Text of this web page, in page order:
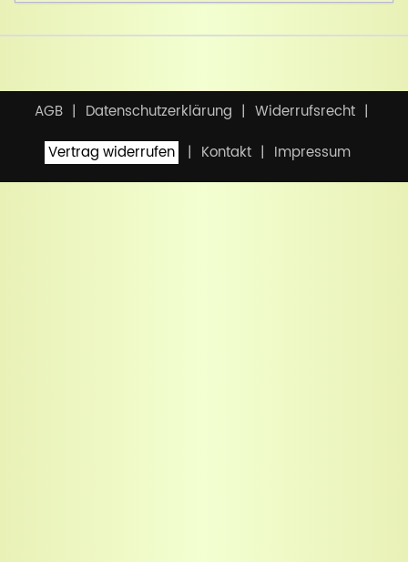
AGB Datenschutzerklärung
Widerrufsrecht
Vertrag widerrufen
Kontakt Impressum